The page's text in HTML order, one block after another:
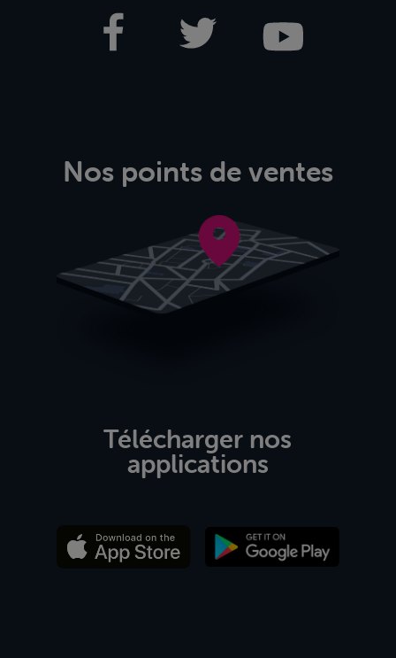
Nos points de ventes
Télécharger nos
applications